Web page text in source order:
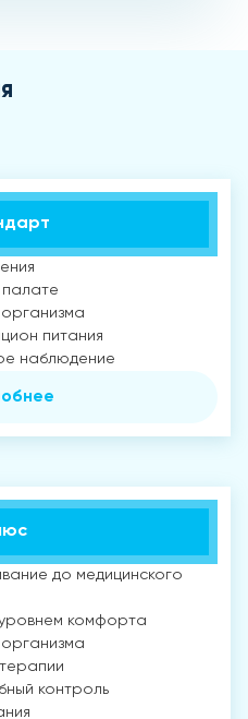
питания
наблюдение
до медицинского
комфорта
контроль